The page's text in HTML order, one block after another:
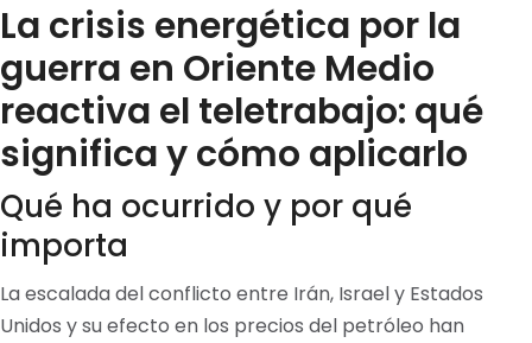
La crisis energética por la
guerra en Oriente Medio
reactiva el teletrabajo: qué
significa y cómo aplicarlo
Qué ha ocurrido y por qué
importa
La escalada del conflicto entre Irán, Israel y Estados
Unidos y su efecto en los precios del petróleo han